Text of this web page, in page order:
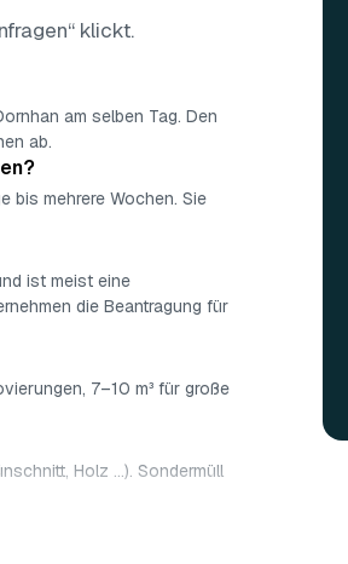
klickt.
am selben Tag. Den
ab.
bis mehrere Wochen. Sie
ist meist eine
die Beantragung für
7–10 m³ für große
Holz …). Sondermüll